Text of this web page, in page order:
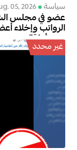
سياسة 05, 2026
عضو في مجلس
الرواتب وإخلاء
دون أدلة”
غير محدد